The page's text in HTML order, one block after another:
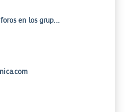
en los grup...